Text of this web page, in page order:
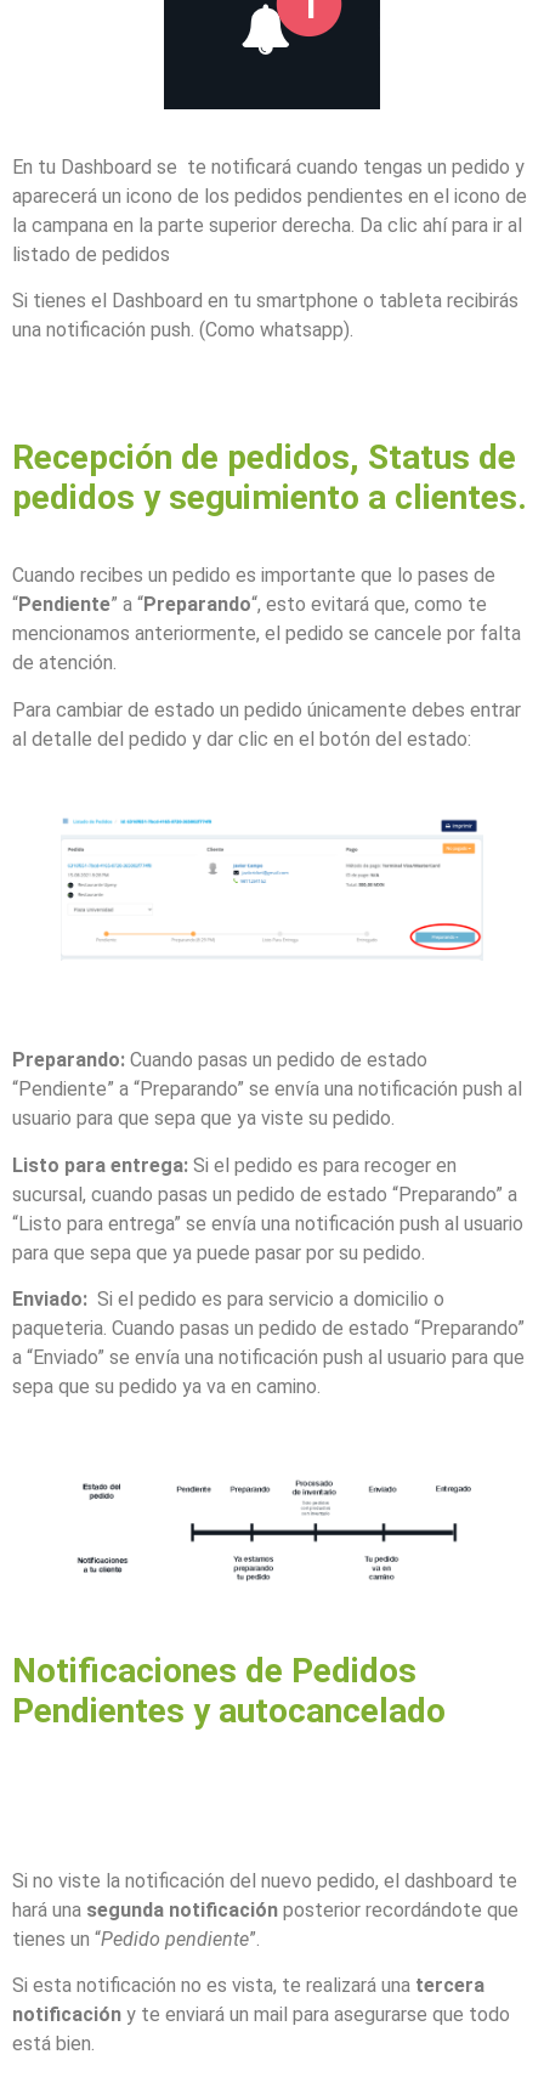
En tu Dashboard se te notificará cuando tengas un pedido y
aparecerá un icono de los pedidos pendientes en el icono de
la campana en la parte superior derecha. Da clic ahí para ir al
listado de pedidos
Si tienes el Dashboard en tu smartphone o tableta recibirás
una notificación push. (Como whatsapp).
Recepción de pedidos, Status de
pedidos y seguimiento a clientes.
Cuando recibes un pedido es importante que lo pases de
“Pendiente” a “Preparando“, esto evitará que, como te
mencionamos anteriormente, el pedido se cancele por falta
de atención.
Para cambiar de estado un pedido únicamente debes entrar
al detalle del pedido y dar clic en el botón del estado:
Preparando: Cuando pasas un pedido de estado
“Pendiente” a “Preparando” se envía una notificación push al
usuario para que sepa que ya viste su pedido.
Listo para entrega: Si el pedido es para recoger en
sucursal, cuando pasas un pedido de estado “Preparando” a
“Listo para entrega” se envía una notificación push al usuario
para que sepa que ya puede pasar por su pedido.
Enviado: Si el pedido es para servicio a domicilio o
paqueteria. Cuando pasas un pedido de estado “Preparando”
a “Enviado” se envía una notificación push al usuario para que
sepa que su pedido ya va en camino.
Notificaciones de Pedidos
Pendientes y autocancelado
Si no viste la notificación del nuevo pedido, el dashboard te
hará una segunda notificación posterior recordándote que
tienes un “Pedido pendiente”.
Si esta notificación no es vista, te realizará una tercera
notificación y te enviará un mail para asegurarse que todo
está bien.